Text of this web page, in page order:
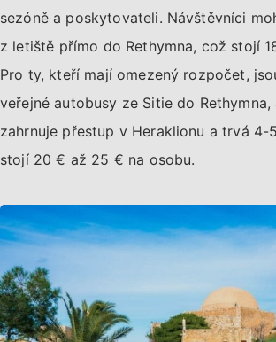
sezóně a poskytovateli. Návštěvníci
z letiště přímo do Rethymna, což stojí
Pro ty, kteří mají omezený rozpočet,
veřejné autobusy ze Sitie do Rethymna,
zahrnuje přestup v Heraklionu a trvá 4-
stojí 20 € až 25 € na osobu.